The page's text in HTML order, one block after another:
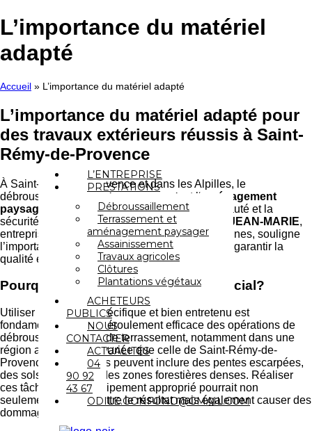
au
contenu
L’ENTREPRISE
PRESTATIONS
Débroussaillement
Terrassement et
aménagement paysager
Assainissement
Travaux agricoles
Clôtures
Plantations végétaux
ACHETEURS
PUBLICS
NOUS
CONTACTER
ACTUALITÉS
04
90 92
43 67
ODILE.GONFOND@GMAIL.COM
L’importance du matériel
adapté
Accueil » L’importance du matériel adapté
L’importance du matériel adapté pour
des travaux extérieurs réussis à Saint-
Rémy-de-Provence
À Saint-Rémy-de-Provence et dans les Alpilles, le
débroussaillement, le terrassement , et l‘ aménagement
paysager
sont essentiels pour préserver la beauté et la
sécurité de vos terrains. LaSARL GONFOND JEAN-MARIE,
entreprise familiale spécialisée dans ces domaines, souligne
l’importance cruciale d’un matériel adapté pour garantir la
qualité et l’efficacité des interventions.
Pourquoi le matériel adapté est-il crucial?
Utiliser un matériel spécifique et bien entretenu est
fondamental pour le déroulement efficace des opérations de
débroussaillement et de terrassement, notamment dans une
région aussi riche et variée que celle de Saint-Rémy-de-
Provence. Les terrains peuvent inclure des pentes escarpées,
des sols rocheux ou des zones forestières denses. Réaliser
ces tâches sans l’équipement approprié pourrait non
seulement compromettre le résultat mais également causer des
dommages au terrain.